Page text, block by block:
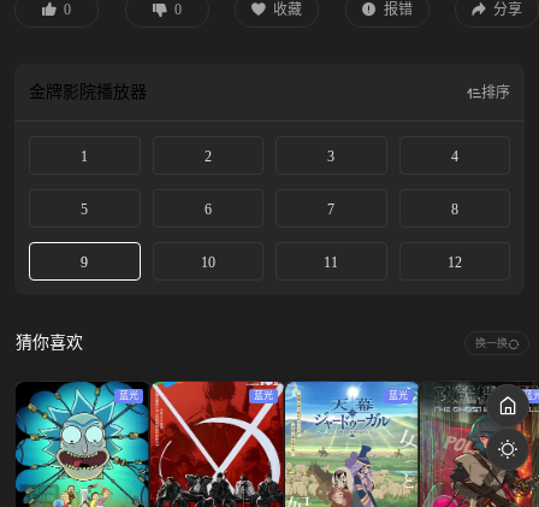
0 0 收藏 报错 分享
金牌影院播放器 排序
1 2 3 4
5 6 7 8
9 10 11 12
猜你喜欢 换一换
蓝光 蓝光 蓝光 蓝